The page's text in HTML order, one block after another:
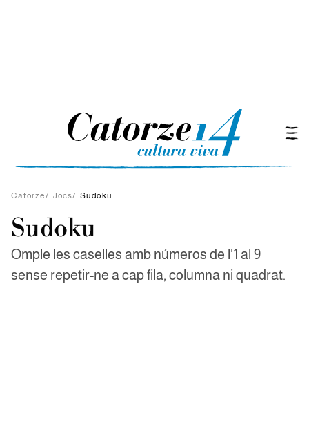
Catorze/ Jocs/ Sudoku
Sudoku
Omple les caselles amb números de l'1 al 9
sense repetir-ne a cap fila, columna ni quadrat.